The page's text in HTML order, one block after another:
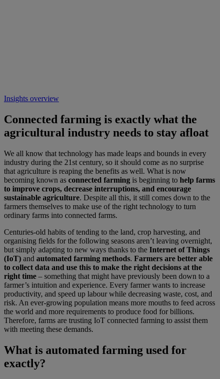
Insights overview
Connected farming is exactly what the
agricultural industry needs to stay afloat
We all know that technology has made leaps and bounds in every
industry during the 21st century, so it should come as no surprise
that agriculture is reaping the benefits as well. What is now
becoming known as connected farming is beginning to help farms
to improve crops, decrease interruptions, and encourage
sustainable agriculture. Despite all this, it still comes down to the
farmers themselves to make use of the right technology to turn
ordinary farms into connected farms.
Centuries-old habits of tending to the land, crop harvesting, and
organising fields for the following seasons aren’t leaving overnight,
but simply adapting to new ways thanks to the Internet of Things
(IoT) and automated farming methods. Farmers are better able
to collect data and use this to make the right decisions at the
right time – something that might have previously been down to a
farmer’s intuition and experience. Every farmer wants to increase
productivity, and speed up labour while decreasing waste, cost, and
risk. An ever-growing population means more mouths to feed across
the world and more requirements to produce food for billions.
Therefore, farms are trusting IoT connected farming to assist them
with meeting these demands.
What is automated farming used for
exactly?